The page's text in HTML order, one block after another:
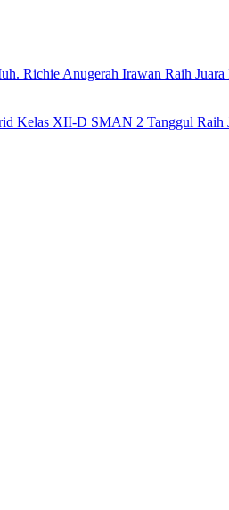
Richie Anugerah Irawan Raih
Kelas XII-D SMAN 2 Tanggul Raih